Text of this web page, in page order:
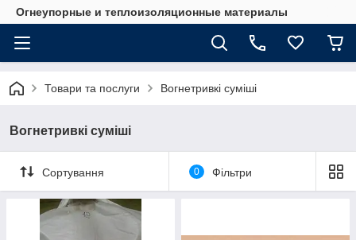
Огнеупорные и теплоизоляционные материалы
Товари та послуги Вогнетривкі суміші
Вогнетривкі суміші
Сортування 0 Фільтри